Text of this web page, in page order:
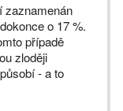
zaznamenán
o 17 %.
případě
zloději
- a to